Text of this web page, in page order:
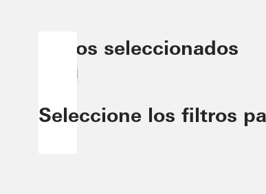
Filtros seleccionados
Poland
Seleccione los filtros